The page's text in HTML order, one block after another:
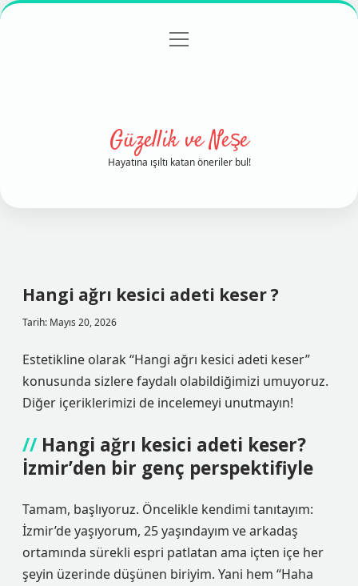
Gizlilik Politikası
menüyü
Güzellik ve Neşe
Hayatına ışıltı katan öneriler bul!
Hangi ağrı kesici adeti keser ?
Tarih: Mayıs 20, 2026
Estetikline olarak “Hangi ağrı kesici adeti keser”
konusunda sizlere faydalı olabildiğimizi umuyoruz.
Diğer içeriklerimizi de incelemeyi unutmayın!
Hangi ağrı kesici adeti keser?
İzmir’den bir genç perspektifiyle
Tamam, başlıyoruz. Öncelikle kendimi tanıtayım:
İzmir’de yaşıyorum, 25 yaşındayım ve arkadaş
ortamında sürekli espri patlatan ama içten içe her
şeyin üzerinde düşünen biriyim. Yani hem “Haha